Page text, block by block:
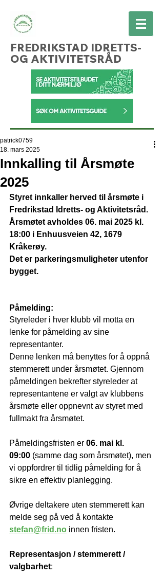
FREDRIKSTAD IDRETTS-
OG AKTIVITETSRÅD
Innkalling til Årsmøte
2025
patrick0759
18. mars 2025
Styret innkaller herved til årsmøte i
Fredrikstad Idretts- og Aktivitetsråd.
Årsmøtet avholdes 06. mai 2025 kl.
18:00 i Enhuusveien 42, 1679
Kråkerøy.
Det er parkeringsmuligheter utenfor
bygget.
Påmelding:
Styreleder i hver klubb vil motta en
lenke for påmelding av sine
representanter.
Denne lenken må benyttes for å oppnå
stemmerett under årsmøtet. Gjennom
påmeldingen bekrefter styreleder at
representantene er valgt av klubbens
årsmøte eller oppnevnt av styret med
fullmakt fra årsmøtet.
Påmeldingsfristen er 06. mai kl.
09:00 (samme dag som årsmøtet), men
vi oppfordrer til tidlig påmelding for å
sikre en effektiv planlegging.
Øvrige deltakere uten stemmerett kan
melde seg på ved å kontakte
stefan@frid.no innen fristen.
Representasjon / stemmerett /
valgbarhet: